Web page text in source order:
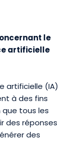
le
artificielle
artificielle (IA)
à des fins
tous les
des réponses
des